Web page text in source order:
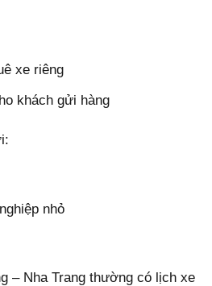
xe riêng
khách gửi hàng
nhỏ
– Nha Trang thường có lịch xe